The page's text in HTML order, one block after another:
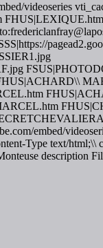
videoseries
embed/
Type text/
description